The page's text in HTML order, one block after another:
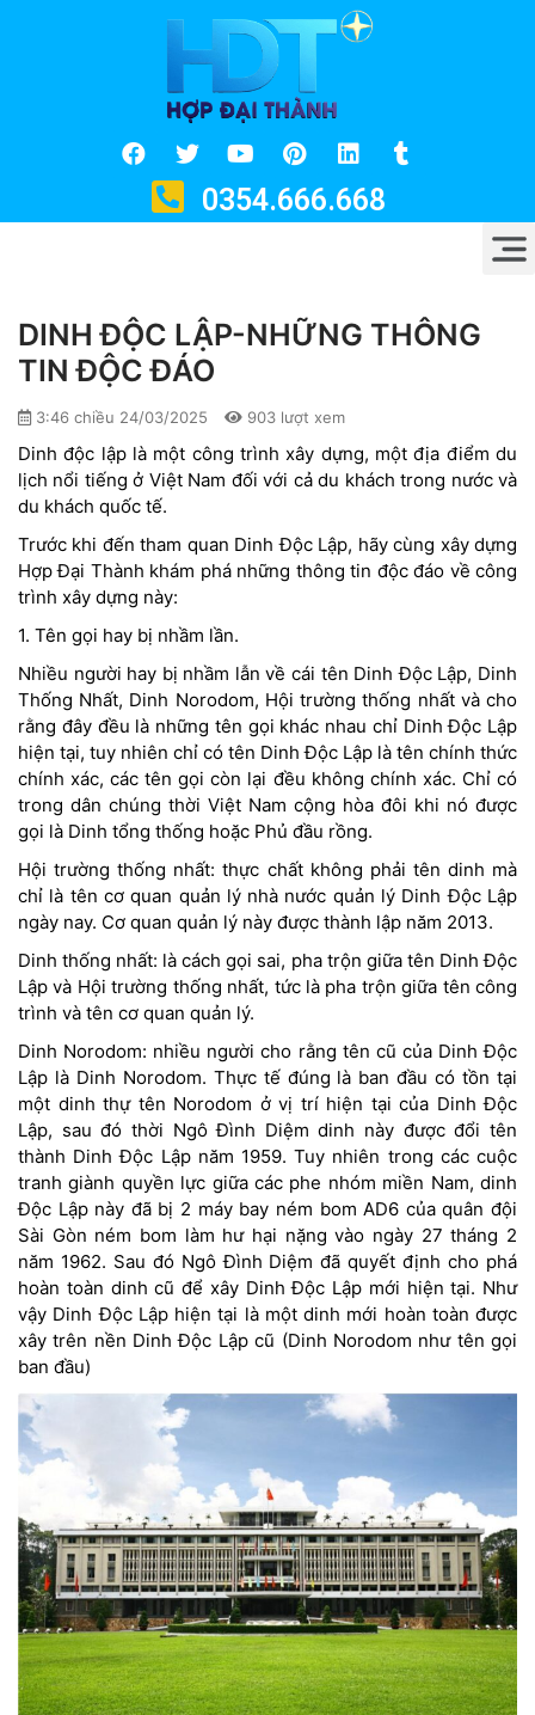
0354.666.668
DINH ĐỘC LẬP-NHỮNG THÔNG
TIN ĐỘC ĐÁO
3:46 chiều 24/03/2025 903 lượt xem
Dinh độc lập là một công trình xây dựng, một địa điểm du
lịch nổi tiếng ở Việt Nam đối với cả du khách trong nước và
du khách quốc tế.
Trước khi đến tham quan Dinh Độc Lập, hãy cùng xây dựng
Hợp Đại Thành khám phá những thông tin độc đáo về công
trình xây dựng này:
1. Tên gọi hay bị nhầm lần.
Nhiều người hay bị nhầm lẫn về cái tên Dinh Độc Lập, Dinh
Thống Nhất, Dinh Norodom, Hội trường thống nhất và cho
rằng đây đều là những tên gọi khác nhau chỉ Dinh Độc Lập
hiện tại, tuy nhiên chỉ có tên Dinh Độc Lập là tên chính thức
chính xác, các tên gọi còn lại đều không chính xác. Chỉ có
trong dân chúng thời Việt Nam cộng hòa đôi khi nó được
gọi là Dinh tổng thống hoặc Phủ đầu rồng.
Hội trường thống nhất: thực chất không phải tên dinh mà
chỉ là tên cơ quan quản lý nhà nước quản lý Dinh Độc Lập
ngày nay. Cơ quan quản lý này được thành lập năm 2013.
Dinh thống nhất: là cách gọi sai, pha trộn giữa tên Dinh Độc
Lập và Hội trường thống nhất, tức là pha trộn giữa tên công
trình và tên cơ quan quản lý.
Dinh Norodom: nhiều người cho rằng tên cũ của Dinh Độc
Lập là Dinh Norodom. Thực tế đúng là ban đầu có tồn tại
một dinh thự tên Norodom ở vị trí hiện tại của Dinh Độc
Lập, sau đó thời Ngô Đình Diệm dinh này được đổi tên
thành Dinh Độc Lập năm 1959. Tuy nhiên trong các cuộc
tranh giành quyền lực giữa các phe nhóm miền Nam, dinh
Độc Lập này đã bị 2 máy bay ném bom AD6 của quân đội
Sài Gòn ném bom làm hư hại nặng vào ngày 27 tháng 2
năm 1962. Sau đó Ngô Đình Diệm đã quyết định cho phá
hoàn toàn dinh cũ để xây Dinh Độc Lập mới hiện tại. Như
vậy Dinh Độc Lập hiện tại là một dinh mới hoàn toàn được
xây trên nền Dinh Độc Lập cũ (Dinh Norodom như tên gọi
ban đầu)